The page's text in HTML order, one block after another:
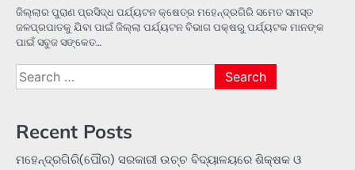
ଜିଲ୍ଲାର ପୁରାଣ ପ୍ରସିଦ୍ଧ ପର୍ଯ୍ୟଟନ କ୍ଷେତ୍ର ମହେନ୍ଦ୍ରଗିରି ସମେତ ସମସ୍ତ
ଜଳପ୍ରପାତକୁ ଯିବା ପାଇଁ ଜିଲ୍ଲା ପର୍ଯ୍ୟଟନ ବିଭାଗ ପକ୍ଷରୁ ପର୍ଯ୍ୟଟକ ମାନଙ୍କ
ପାଇଁ ସବୁଜ ସଙ୍କେତ…
Search
for:
Recent Posts
ମହେନ୍ଦ୍ରଗିରି(ପୌର) ସରକାରୀ ଉଚ୍ଚ ବିଦ୍ୟାଳୟରେ ଶିକ୍ଷକ ଓ